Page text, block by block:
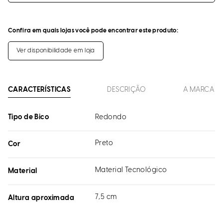
Confira em quais lojas você pode encontrar este produto:
Ver disponibilidade em loja
CARACTERÍSTICAS DESCRIÇÃO A MARCA
Tipo de Bico Redondo
Cor Preto
Material Material Tecnológico
Altura aproximada 7,5 cm